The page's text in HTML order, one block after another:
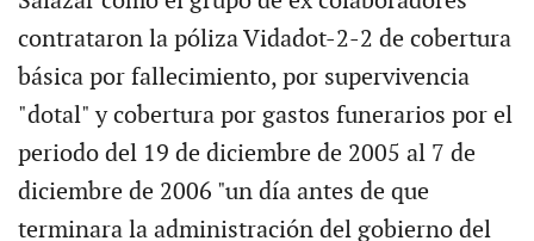
contrataron la póliza Vidadot-2-2 de cobertura
básica por fallecimiento, por supervivencia
"dotal" y cobertura por gastos funerarios por el
periodo del 19 de diciembre de 2005 al 7 de
diciembre de 2006 "un día antes de que
terminara la administración del gobierno del